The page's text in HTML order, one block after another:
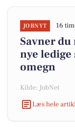
JOBNYT 16
Savner du
nye
omegn
Kilde: JobNet
Læs hele